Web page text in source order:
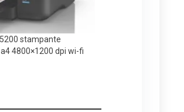
stampante
4800×1200 dpi wi-fi